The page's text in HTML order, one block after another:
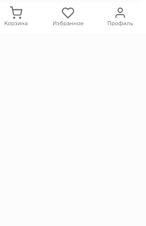
Контакты
Корзина Избранное Профиль